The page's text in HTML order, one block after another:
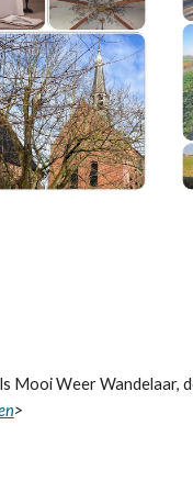
Weer Wandelaar,
>